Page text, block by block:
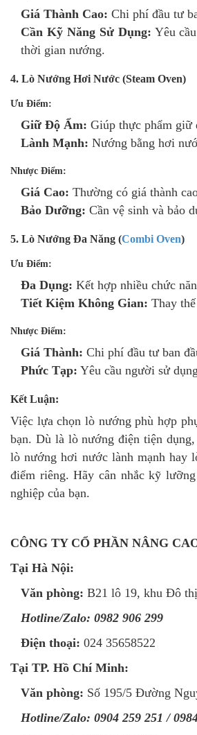
Giá Thành Cao: Chi phí đầu tư
Cần Kỹ Năng Sử Dụng: Yêu
thời gian nướng.
4. Lò Nướng Hơi Nước (Steam Oven)
Ưu Điểm:
Giữ Độ Ẩm: Giúp thực phẩm giữ
Lành Mạnh: Nướng bằng hơi
Nhược Điểm:
Giá Cao: Thường có giá thành
Bảo Dưỡng: Cần vệ sinh và bảo
5. Lò Nướng Đa Năng (Combi Oven)
Ưu Điểm:
Đa Dụng: Kết hợp nhiều chức
Tiết Kiệm Không Gian: Thay
Nhược Điểm:
Giá Thành: Chi phí đầu tư ban
Phức Tạp: Yêu cầu người sử
Kết Luận:
Việc lựa chọn lò nướng phù hợp
bạn. Dù là lò nướng điện tiện
lò nướng hơi nước lành mạnh hay
điểm riêng. Hãy cân nhắc kỹ
nghiệp của bạn.
CÔNG TY CỔ PHẦN NÂNG
Tại Hà Nội:
Văn phòng: B21 lô 19, khu Đô
Hotline/Zalo: 0982 906 299
Điện thoại: 024 35658522
Tại TP. Hồ Chí Minh:
Văn phòng: Số 195/5 Đường
Hotline/Zalo: 0904 259 251 /